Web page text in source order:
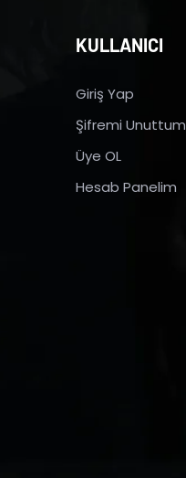
KULLANICI
Giriş Yap
Şifremi Unuttum
Üye OL
Hesab Panelim